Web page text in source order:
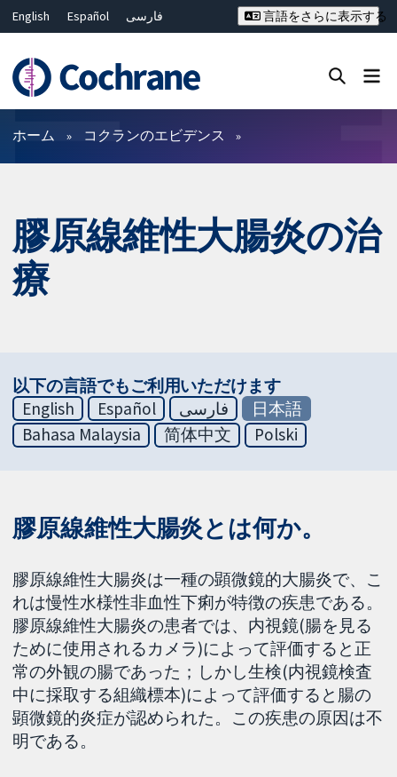
English Español
فارسی
Deutsch
Bahasa Malaysia
ไทย
繁體中文
简体中文
言語をさらに表示する
フィルター
ホーム コクランのエビデンス
膠原線維性大腸炎の治
療
以下の言語でもご利用いただけます
English
Español فارسی
日本語
Bahasa Malaysia
简体中文 Polski
膠原線維性大腸炎とは何か。
膠原線維性大腸炎は一種の顕微鏡的大腸炎で、こ
れは慢性水様性非血性下痢が特徴の疾患である。
膠原線維性大腸炎の患者では、内視鏡(腸を見る
ために使用されるカメラ)によって評価すると正
常の外観の腸であった；しかし生検(内視鏡検査
中に採取する組織標本)によって評価すると腸の
顕微鏡的炎症が認められた。この疾患の原因は不
明である。